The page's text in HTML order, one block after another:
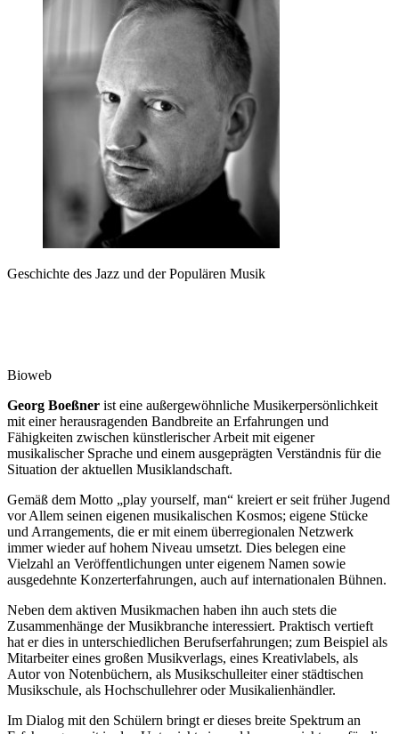
Geschichte des Jazz und der Populären Musik
Bioweb
Georg Boeßner ist eine außergewöhnliche Musikerpersönlichkeit
mit einer herausragenden Bandbreite an Erfahrungen und
Fähigkeiten zwischen künstlerischer Arbeit mit eigener
musikalischer Sprache und einem ausgeprägten Verständnis für die
Situation der aktuellen Musiklandschaft.
Gemäß dem Motto „play yourself, man“ kreiert er seit früher Jugend
vor Allem seinen eigenen musikalischen Kosmos; eigene Stücke
und Arrangements, die er mit einem überregionalen Netzwerk
immer wieder auf hohem Niveau umsetzt. Dies belegen eine
Vielzahl an Veröffentlichungen unter eigenem Namen sowie
ausgedehnte Konzerterfahrungen, auch auf internationalen Bühnen.
Neben dem aktiven Musikmachen haben ihn auch stets die
Zusammenhänge der Musikbranche interessiert. Praktisch vertieft
hat er dies in unterschiedlichen Berufserfahrungen; zum Beispiel als
Mitarbeiter eines großen Musikverlags, eines Kreativlabels, als
Autor von Notenbüchern, als Musikschulleiter einer städtischen
Musikschule, als Hochschullehrer oder Musikalienhändler.
Im Dialog mit den Schülern bringt er dieses breite Spektrum an